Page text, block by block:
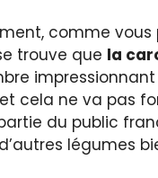
comme vous
trouve que la
cela ne va pas
du public
légumes